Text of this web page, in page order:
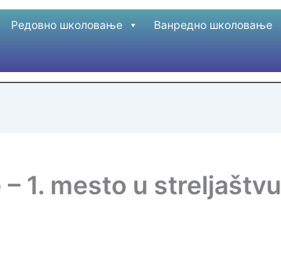
Редовно школовање Ванредно школовање
1. mesto u streljaštvu